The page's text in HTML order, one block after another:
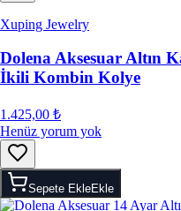
Xuping Jewelry
Dolena Aksesuar Altın
İkili Kombin Kolye
1.425,00 ₺
Henüz yorum yok
Sepete EkleEkle